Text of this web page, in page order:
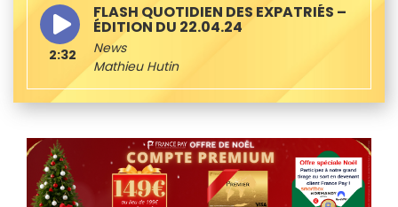
FLASH QUOTIDIEN DES EXPATRIÉS –
ÉDITION DU 22.04.24
News
Mathieu Hutin
2:32